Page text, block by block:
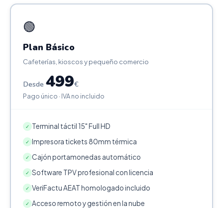
🟢
Plan Básico
Cafeterías, kioscos y pequeño comercio
Desde 499€
Pago único · IVA no incluido
✓ Terminal táctil 15" Full HD
✓ Impresora tickets 80mm térmica
✓ Cajón portamonedas automático
✓ Software TPV profesional con licencia
✓ VeriFactu AEAT homologado incluido
✓ Acceso remoto y gestión en la nube